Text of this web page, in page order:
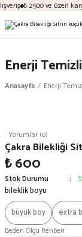
₺ 2500 ve üzeri
Enerji
Anasayfa Enerji
Yorumlar (0)
Çakra Bilekliği
₺ 600
Stok Durumu
bileklik boyu
büyük boy
extra
Beden Ölçü Rehberi